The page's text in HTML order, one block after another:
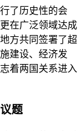
了历史性的会
在广泛领域达成
方共同签署了超
建设、经济发
着两国关系进入
题